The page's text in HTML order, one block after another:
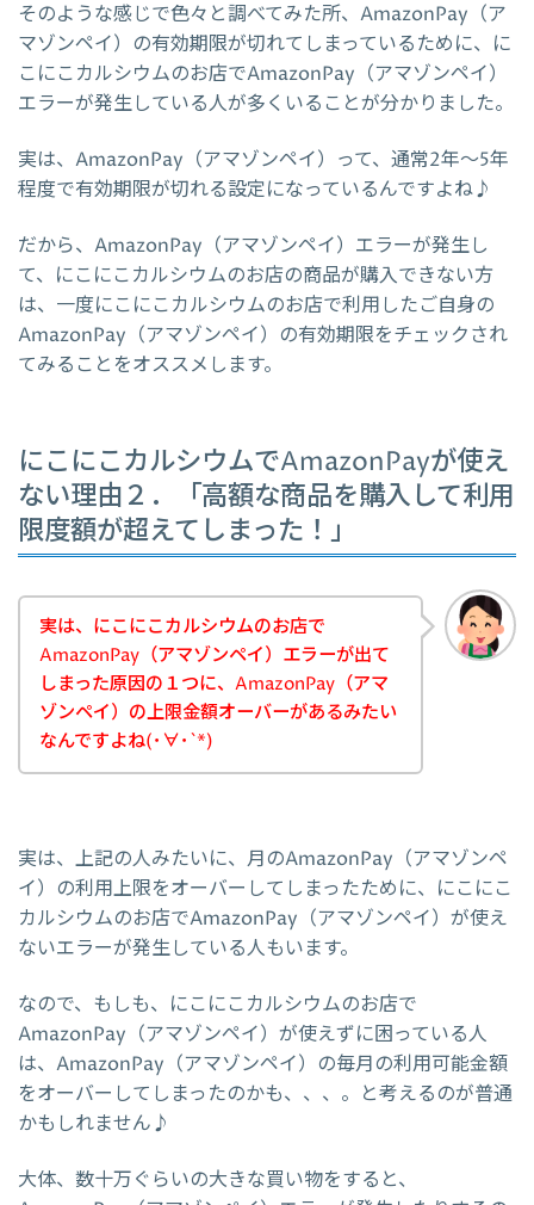
そのような感じで色々と調べてみた所、AmazonPay（ア
マゾンペイ）の有効期限が切れてしまっているために、に
こにこカルシウムのお店でAmazonPay（アマゾンペイ）
エラーが発生している人が多くいることが分かりました。
実は、AmazonPay（アマゾンペイ）って、通常2年～5年
程度で有効期限が切れる設定になっているんですよね♪
だから、AmazonPay（アマゾンペイ）エラーが発生し
て、にこにこカルシウムのお店の商品が購入できない方
は、一度にこにこカルシウムのお店で利用したご自身の
AmazonPay（アマゾンペイ）の有効期限をチェックされ
てみることをオススメします。
にこにこカルシウムでAmazonPayが使え
ない理由２．「高額な商品を購入して利用
限度額が超えてしまった！」
実は、にこにこカルシウムのお店で
AmazonPay（アマゾンペイ）エラーが出て
しまった原因の１つに、AmazonPay（アマ
ゾンペイ）の上限金額オーバーがあるみたい
なんですよね(･∀･`*)
実は、上記の人みたいに、月のAmazonPay（アマゾンペ
イ）の利用上限をオーバーしてしまったために、にこにこ
カルシウムのお店でAmazonPay（アマゾンペイ）が使え
ないエラーが発生している人もいます。
なので、もしも、にこにこカルシウムのお店で
AmazonPay（アマゾンペイ）が使えずに困っている人
は、AmazonPay（アマゾンペイ）の毎月の利用可能金額
をオーバーしてしまったのかも、、、。と考えるのが普通
かもしれません♪
大体、数十万ぐらいの大きな買い物をすると、